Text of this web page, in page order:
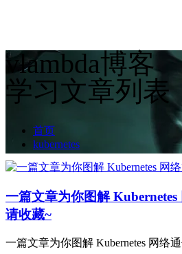
vlambda博客
学习文章列表
首页
kubernetes
一篇文章为你图解
请收藏~
一篇文章为你图解 Kubernetes 网络